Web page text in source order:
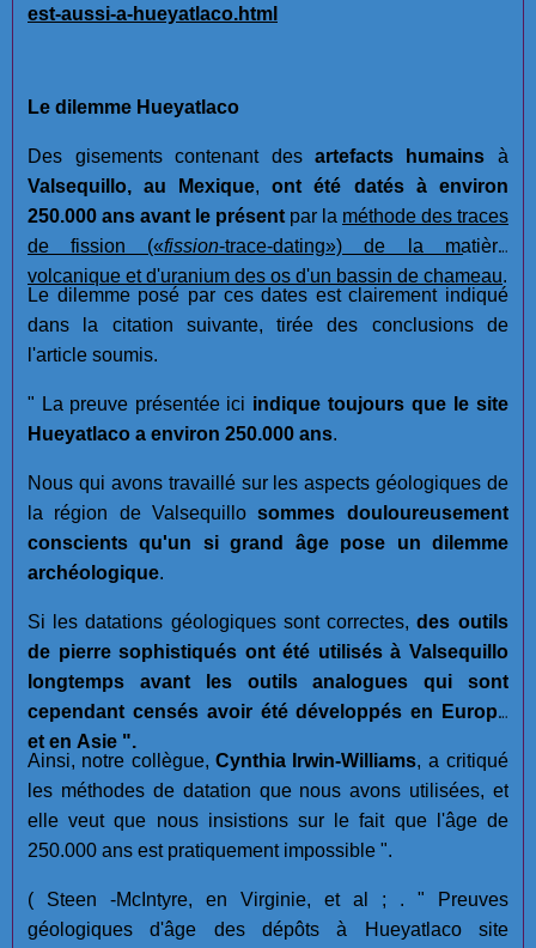
est-aussi-a-hueyatlaco.html
Le dilemme Hueyatlaco
Des gisements contenant des artefacts humains à
Valsequillo, au Mexique, ont été datés à environ
250.000 ans avant le présent par la méthode des traces
de fission («fission-trace-dating») de la matière
volcanique et d'uranium des os d'un bassin de chameau.
Le dilemme posé par ces dates est clairement indiqué
dans la citation suivante, tirée des conclusions de
l'article soumis.
" La preuve présentée ici indique toujours que le site
Hueyatlaco a environ 250.000 ans.
Nous qui avons travaillé sur les aspects géologiques de
la région de Valsequillo sommes douloureusement
conscients qu'un si grand âge pose un dilemme
archéologique.
Si les datations géologiques sont correctes, des outils
de pierre sophistiqués ont été utilisés à Valsequillo
longtemps avant les outils analogues qui sont
cependant censés avoir été développés en Europe
et en Asie ".
Ainsi, notre collègue, Cynthia Irwin-Williams, a critiqué
les méthodes de datation que nous avons utilisées, et
elle veut que nous insistions sur le fait que l'âge de
250.000 ans est pratiquement impossible ".
( Steen -McIntyre, en Virginie, et al ; . " Preuves
géologiques d'âge des dépôts à Hueyatlaco site